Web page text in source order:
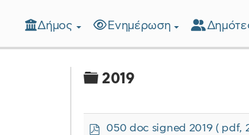
Ιστοσελίδα
Δήμος Ενημέρωση
Φάκελος
2019
p
050 doc signed 2019 ( pdf,